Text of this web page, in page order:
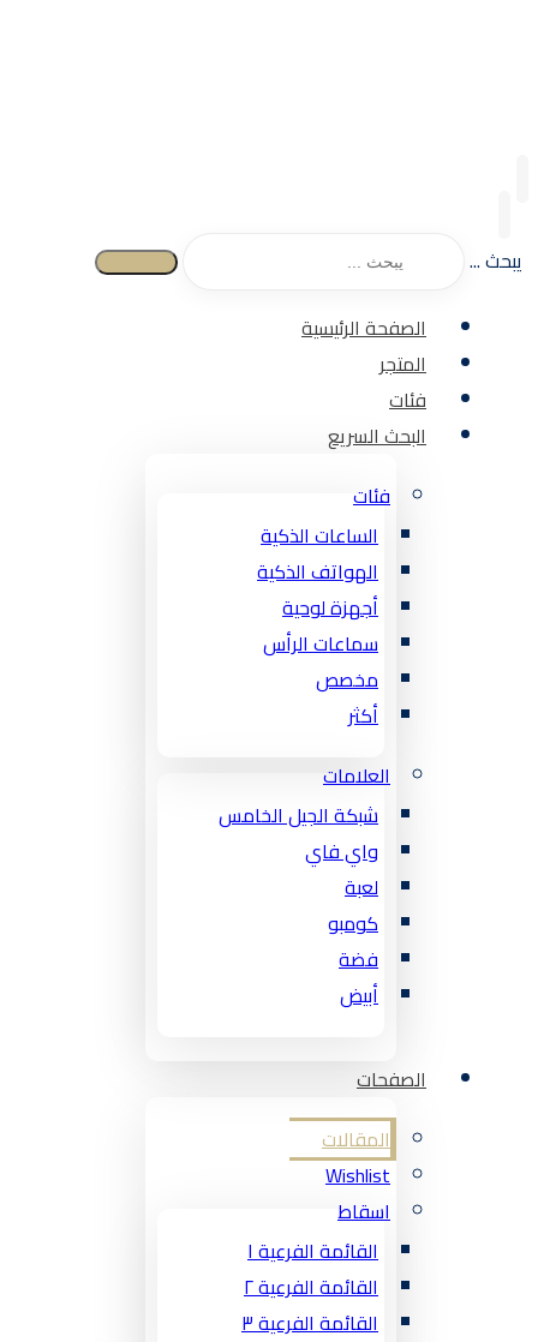
يبحث ...
الصفحة الرئيسية
المتجر
فئات
البحث السريع
فئات
الساعات الذكية
الهواتف الذكية
أجهزة لوحية
سماعات الرأس
مخصص
أكثر
العلامات
شبكة الجيل الخامس
واي فاي
لعبة
كومبو
فضة
أبيض
الصفحات
المقالات
Wishlist
اسقاط
القائمة الفرعية ١
القائمة الفرعية ٢
القائمة الفرعية ٣